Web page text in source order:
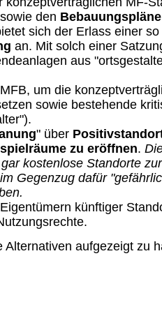
sowie den
sich der Erlass einer
an. Mit solch einer
aus
um die
sowie bestehende
" über
zu eröffnen.
kostenlose Standorte
Gegenzug dafür
künftiger
Alternativen aufgezeigt zu